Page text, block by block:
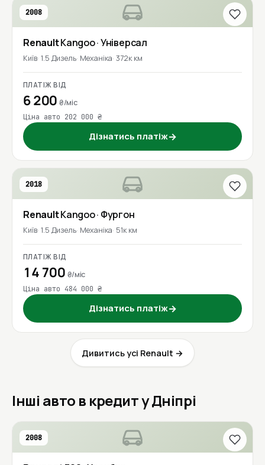
2008
RenaultKangoo· Універсал
Київ 1.5 Дизель Механіка 372к км
ПЛАТІЖ ВІД
6 200₴/міс
Ціна авто 202 000 ₴
Дізнатись платіж→
2018
RenaultKangoo· Фургон
Київ 1.5 Дизель Механіка 51к км
ПЛАТІЖ ВІД
14 700 ₴/міс
Ціна авто 484 000 ₴
Дізнатись платіж→
Дивитись усі Renault →
Інші авто в кредит у Дніпрі
2008